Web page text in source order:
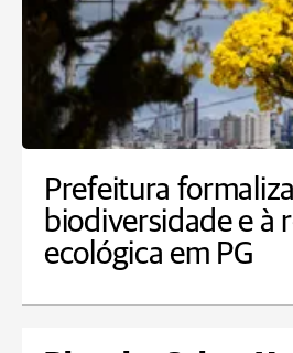
Prefeitura
biodiversidade e à
ecológica em PG